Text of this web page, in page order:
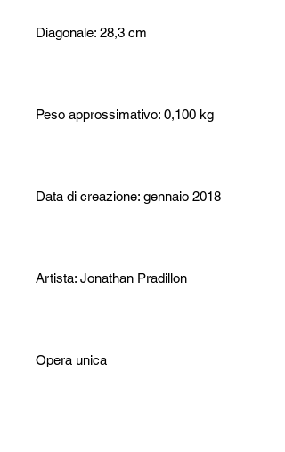
Diagonale: 28,3 cm
Peso approssimativo: 0,100 kg
Data di creazione: gennaio 2018
Artista: Jonathan Pradillon
Opera unica